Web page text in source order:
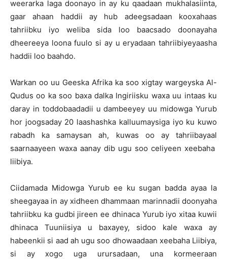
weerarka laga doonayo in ay ku qaadaan mukhalasiinta,
gaar ahaan haddii ay hub adeegsadaan kooxahaas
tahriibku iyo weliba sida loo baacsado doonayaha
dheereeya loona fuulo si ay u eryadaan tahriibiyeyaasha
haddii loo baahdo.
Warkan oo uu Geeska Afrika ka soo xigtay wargeyska Al-
Qudus oo ka soo baxa dalka Ingiriisku waxa uu intaas ku
daray in toddobaadadii u dambeeyey uu midowga Yurub
hor joogsaday 20 laashashka kalluumaysiga iyo ku kuwo
rabadh ka samaysan ah, kuwas oo ay tahriibayaal
saarnaayeen waxa aanay dib ugu soo celiyeen xeebaha
liibiya.
Ciidamada Midowga Yurub ee ku sugan badda ayaa la
sheegayaa in ay xidheen dhammaan marinnadii doonyaha
tahriibku ka gudbi jireen ee dhinaca Yurub iyo xitaa kuwii
dhinaca Tuuniisiya u baxayey, sidoo kale waxa ay
habeenkii si aad ah ugu soo dhowaadaan xeebaha Liibiya,
si ay xogo uga urursadaan, una kormeeraan